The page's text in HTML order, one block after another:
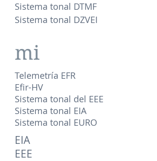
Sistema tonal DTMF
Sistema tonal DZVEI
mi
Telemetría EFR
Efir-HV
Sistema tonal del EEE
Sistema tonal EIA
Sistema tonal EURO
EIA
EEE